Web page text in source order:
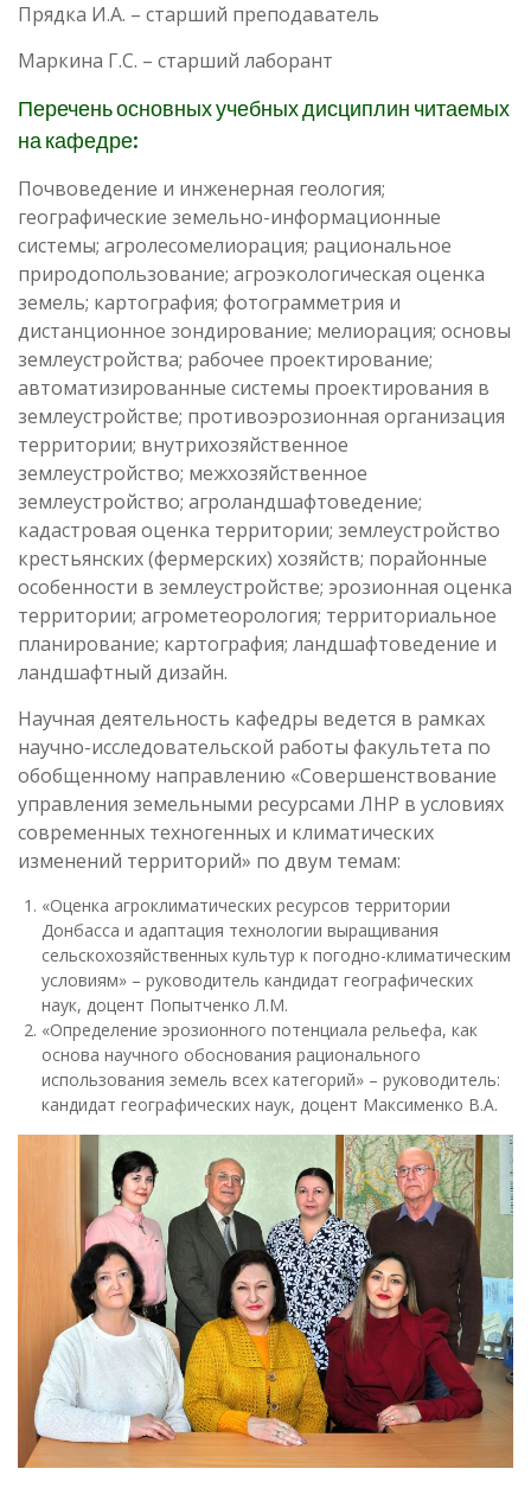
Прядка И.А. – старший преподаватель
Маркина Г.С. – старший лаборант
Перечень основных учебных дисциплин читаемых
на кафедре:
Почвоведение и инженерная геология;
географические земельно-информационные
системы; агролесомелиорация; рациональное
природопользование; агроэкологическая оценка
земель; картография; фотограмметрия и
дистанционное зондирование; мелиорация; основы
землеустройства; рабочее проектирование;
автоматизированные системы проектирования в
землеустройстве; противоэрозионная организация
территории; внутрихозяйственное
землеустройство; межхозяйственное
землеустройство; агроландшафтоведение;
кадастровая оценка территории; землеустройство
крестьянских (фермерских) хозяйств; порайонные
особенности в землеустройстве; эрозионная оценка
территории; агрометеорология; территориальное
планирование; картография; ландшафтоведение и
ландшафтный дизайн.
Научная деятельность кафедры ведется в рамках
научно-исследовательской работы факультета по
обобщенному направлению «Совершенствование
управления земельными ресурсами ЛНР в условиях
современных техногенных и климатических
изменений территорий» по двум темам:
«Оценка агроклиматических ресурсов территории
Донбасса и адаптация технологии выращивания
сельскохозяйственных культур к погодно-климатическим
условиям» – руководитель кандидат географических
наук, доцент Попытченко Л.М.
«Определение эрозионного потенциала рельефа, как
основа научного обоснования рационального
использования земель всех категорий» – руководитель:
кандидат географических наук, доцент Максименко В.А.